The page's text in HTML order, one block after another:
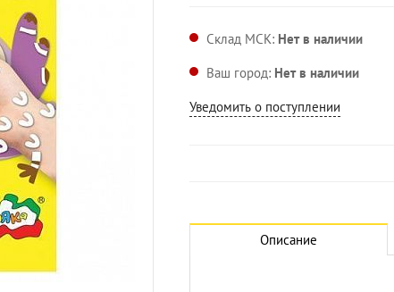
Склад МСК: Нет в наличии
Ваш город: Нет в наличии
Уведомить о поступлении
Описание